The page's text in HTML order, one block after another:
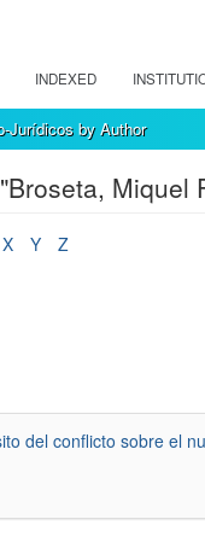
INDEXED
Jurídicos by Author
Miquel
X Y
Z
del conflicto sobre el